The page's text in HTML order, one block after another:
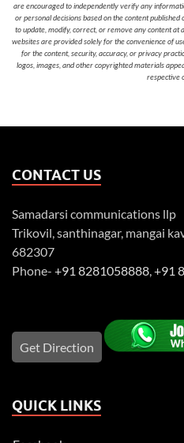
are encouraged to independently verify any
or personal decisions based on the content
to update, modify, correct, or remove any content
websites are provided solely for the convenience of
for the content, security, accuracy, or privacy
logos, images, and other copyrighted materials
respective
CONTACT US
Samadarsi communications llp
Trikovil, santhinagar, mangai
682307
Phone- +91 8281058888,+91
Get Direction
QUICK LINKS